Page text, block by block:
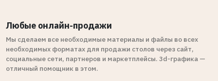
Любые онлайн-продажи
Мы сделаем все необходимые материалы и файлы во всех
необходимых форматах для продажи столов через сайт,
социальные сети, партнеров и маркетплейсы. 3d-графика —
отличный помощник в этом.